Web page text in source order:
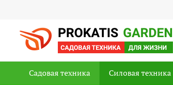
Садовая техника Силовая техника